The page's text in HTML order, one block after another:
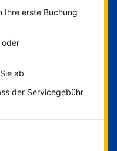
Ihre erste Buchung
oder
ab
der Servicegebühr